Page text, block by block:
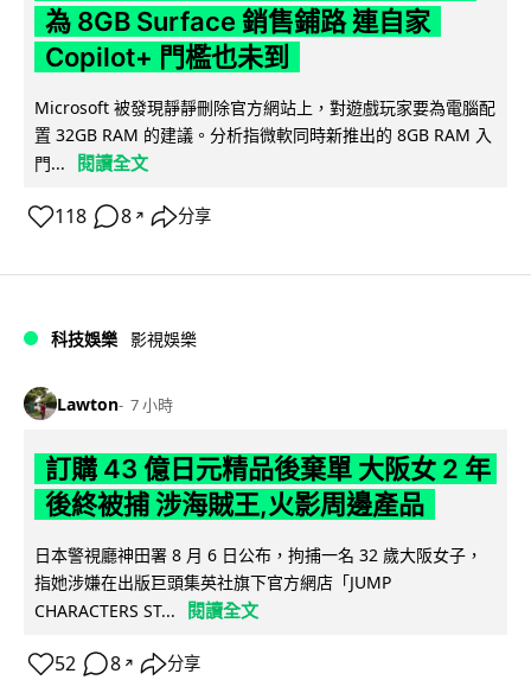
為 8GB Surface 銷售鋪路 連自家
Copilot+ 門檻也未到
Microsoft 被發現靜靜刪除官方網站上，對遊戲玩家要為電腦配
置 32GB RAM 的建議。分析指微軟同時新推出的 8GB RAM 入
門...
閱讀全文
118 8 ↗ 分享
科技娛樂 影視娛樂
Lawton 7 小時
訂購 43 億日元精品後棄單 大阪女 2 年
後終被捕 涉海賊王,火影周邊產品
日本警視廳神田署 8 月 6 日公布，拘捕一名 32 歲大阪女子，
指她涉嫌在出版巨頭集英社旗下官方網店「JUMP
CHARACTERS ST...
閱讀全文
52 8 ↗ 分享